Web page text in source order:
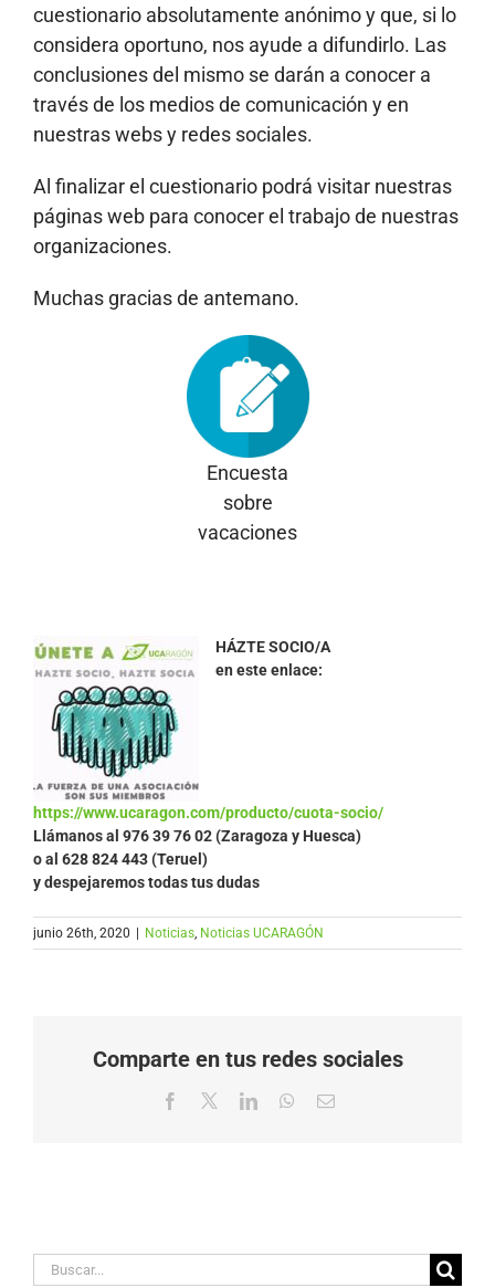
cuestionario absolutamente anónimo y que, si lo
considera oportuno, nos ayude a difundirlo. Las
conclusiones del mismo se darán a conocer a
través de los medios de comunicación y en
nuestras webs y redes sociales.
Al finalizar el cuestionario podrá visitar nuestras
páginas web para conocer el trabajo de nuestras
organizaciones.
Muchas gracias de antemano.
Encuesta
sobre
vacaciones
HÁZTE SOCIO/A
en este enlace:
https://www.ucaragon.com/producto/cuota-socio/
Llámanos al 976 39 76 02 (Zaragoza y Huesca)
o al 628 824 443 (Teruel)
y despejaremos todas tus dudas
junio 26th, 2020 | Noticias Noticias UCARAGÓN
Comparte en tus redes sociales
Facebook LinkedInWhatsApp
Correo
Buscar: